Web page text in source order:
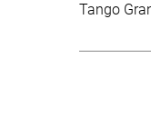
Tango